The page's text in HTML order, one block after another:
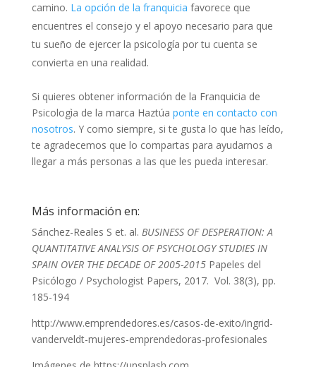
camino. La opción de la franquicia favorece que
encuentres el consejo y el apoyo necesario para que
tu sueño de ejercer la psicología por tu cuenta se
convierta en una realidad.
Si quieres obtener información de la Franquicia de
Psicologìa de la marca Haztúa ponte en contacto con
nosotros. Y como siempre, si te gusta lo que has leído,
te agradecemos que lo compartas para ayudarnos a
llegar a más personas a las que les pueda interesar.
Más información en:
Sánchez-Reales S et. al. BUSINESS OF DESPERATION: A
QUANTITATIVE ANALYSIS OF PSYCHOLOGY STUDIES IN
SPAIN OVER THE DECADE OF 2005-2015Papeles del
Psicólogo / Psychologist Papers, 2017. Vol. 38(3), pp.
185-194
http://www.emprendedores.es/casos-de-exito/ingrid-
vanderveldt-mujeres-emprendedoras-profesionales